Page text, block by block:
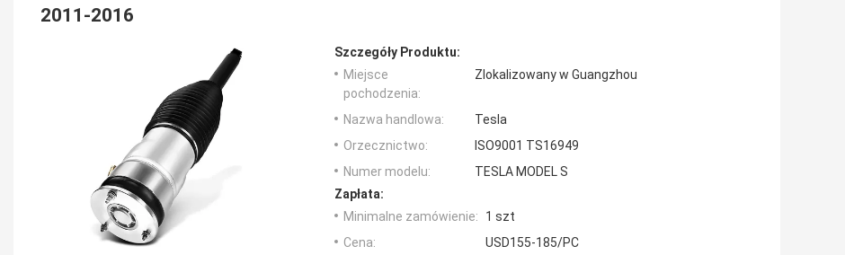
2011-2016
Szczegóły Produktu:
Miejsce
pochodzenia:
Zlokalizowany w Guangzhou
Nazwa handlowa:
Tesla
Orzecznictwo:
ISO9001 TS16949
Numer modelu:
TESLA MODEL S
Zapłata:
Minimalne zamówienie:
1 szt
Cena:
USD155-185/PC